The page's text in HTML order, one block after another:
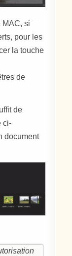
MAC, si
pour les
la touche
de
de
ci-
document